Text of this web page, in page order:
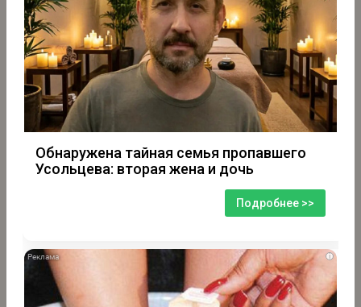
Обнаружена тайная семья пропавшего
Усольцева: вторая жена и дочь
Подробнее >>
i